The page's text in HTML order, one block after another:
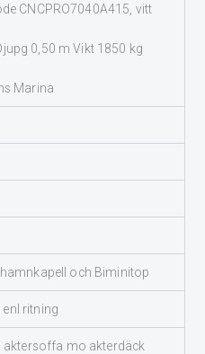
CNCPRO7040A415, vitt
0,50 m Vikt 1850 kg
Marina
och Biminitop
ritning
aktersoffa mo akterdäck